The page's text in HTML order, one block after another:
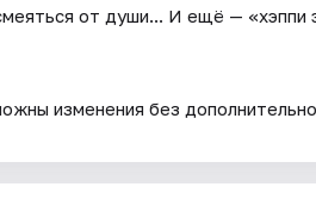
от души... И ещё — «хэппи
изменения без